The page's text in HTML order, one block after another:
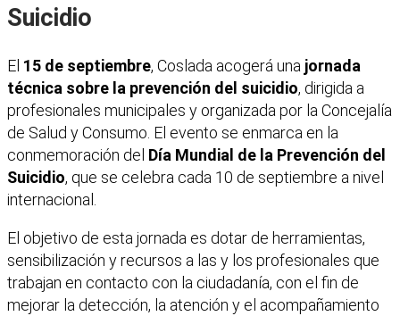
Suicidio
El 15 de septiembre, Coslada acogerá una jornada
técnica sobre la prevención del suicidio, dirigida a
profesionales municipales y organizada por la Concejalía
de Salud y Consumo. El evento se enmarca en la
conmemoración del Día Mundial de la Prevención del
Suicidio, que se celebra cada 10 de septiembre a nivel
internacional.
El objetivo de esta jornada es dotar de herramientas,
sensibilización y recursos a las y los profesionales que
trabajan en contacto con la ciudadanía, con el fin de
mejorar la detección, la atención y el acompañamiento